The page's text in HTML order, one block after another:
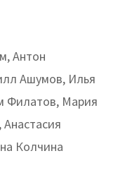
Антон
Ашумов, Илья
Филатов, Мария
Колчина